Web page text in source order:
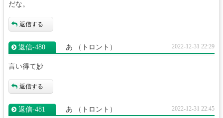
だな。
返信する
返信‐480 あ （トロント） 2022-12-31 22:29
言い得て妙
返信する
返信‐481 あ （トロント） 2022-12-31 22:45